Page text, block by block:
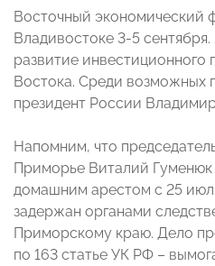
Восточный экономический
Владивостоке 3-5
развитие инвестиционного
Востока. Среди возможных
президент России
Напомним, что
Приморье Виталий Гуменюк
домашним арестом с 25
задержан органами
Приморскому краю. Дело
по 163 статье УК РФ –